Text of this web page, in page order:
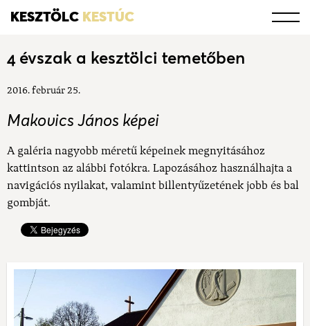
KESZTÖLC KESTÚC
4 évszak a kesztölci temetőben
2016. február 25.
Makovics János képei
A galéria nagyobb méretű képeinek megnyitásához
kattintson az alábbi fotókra. Lapozásához használhajta a
navigációs nyilakat, valamint billentyűzetének jobb és bal
gombját.